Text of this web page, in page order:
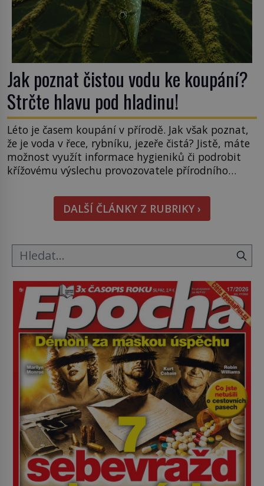
Jak poznat čistou vodu ke koupání?
Strčte hlavu pod hladinu!
Léto je časem koupání v přírodě. Jak však poznat,
že je voda v řece, rybníku, jezeře čistá? Jistě, máte
možnost využít informace hygieniků či podrobit
křížovému výslechu provozovatele přírodního
Podívat se pod hladinu a zjistit, kdo si onu
konkrétní vodní lokalitu oblíbil už dávno před
vámi. Říká se jim bioindikátory […]
DALŠÍ ČLÁNKY Z RUBRIKY ›